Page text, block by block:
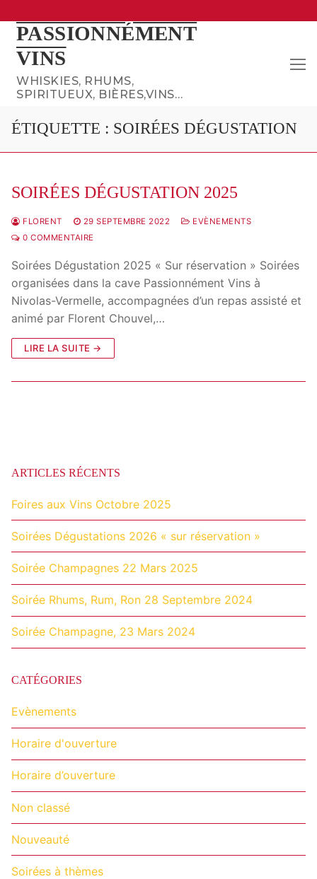
Aller
contenu
PASSIONNÉMENT
VINS
WHISKIES, RHUMS,
SPIRITUEUX, BIÈRES,VINS…
ÉTIQUETTE : SOIRÉES DÉGUSTATION
SOIRÉES DÉGUSTATION 2025
FLORENT 29 SEPTEMBRE 2022
EVÈNEMENTS
0 COMMENTAIRE
Soirées Dégustation 2025 « Sur réservation » Soirées
organisées dans la cave Passionnément Vins à
Nivolas-Vermelle, accompagnées d’un repas assisté et
animé par Florent Chouvel,…
LIRE LA SUITE →
ARTICLES RÉCENTS
Foires aux Vins Octobre 2025
Soirées Dégustations 2026 « sur réservation »
Soirée Champagnes 22 Mars 2025
Soirée Rhums, Rum, Ron 28 Septembre 2024
Soirée Champagne, 23 Mars 2024
CATÉGORIES
Evènements
Horaire d'ouverture
Horaire d’ouverture
Non classé
Nouveauté
Soirées à thèmes